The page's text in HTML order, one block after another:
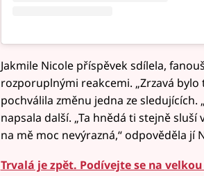
Jakmile Nicole příspěvek sdílela,
rozporuplnými reakcemi. „Zrzavá
pochválila změnu jedna ze sledujících.
napsala další. „Ta hnědá ti stejně sluší
na mě moc nevýrazná,“ odpověděla jí
Trvalá je zpět. Podívejte se na